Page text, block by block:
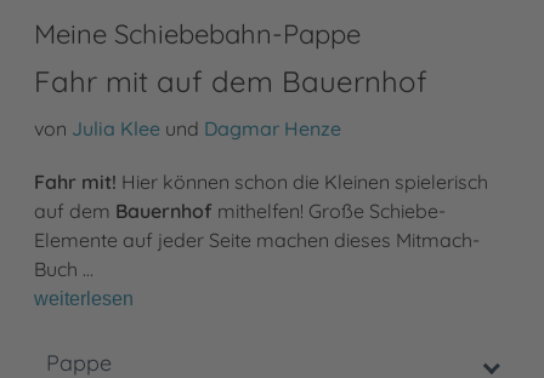
Meine Schiebebahn-Pappe
Fahr mit auf dem Bauernhof
von Julia Klee und Dagmar Henze
Fahr mit! Hier können schon die Kleinen spielerisch
auf dem Bauernhof mithelfen! Große Schiebe-
Elemente auf jeder Seite machen dieses Mitmach-
Buch …
weiterlesen
Pappe